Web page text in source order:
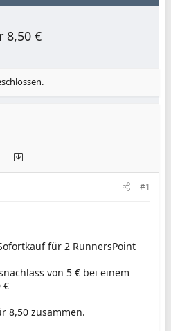
8,50 €
#1
für 2 RunnersPoint
von 5 € bei einem
€
8,50 zusammen.